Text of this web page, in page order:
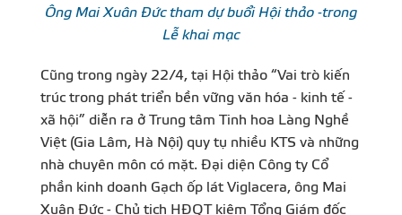
Ông Mai Xuân Đức tham dự buổi Hội thảo -trong
Lễ khai mạc
Cũng trong ngày 22/4, tại Hội thảo “Vai trò kiến
trúc trong phát triển bền vững văn hóa - kinh tế -
xã hội” diễn ra ở Trung tâm Tinh hoa Làng Nghề
Việt (Gia Lâm, Hà Nội) quy tụ nhiều KTS và những
nhà chuyên môn có mặt. Đại diện Công ty Cổ
phần kinh doanh Gạch ốp lát Viglacera, ông Mai
Xuân Đức - Chủ tịch HĐQT kiêm Tổng Giám đốc